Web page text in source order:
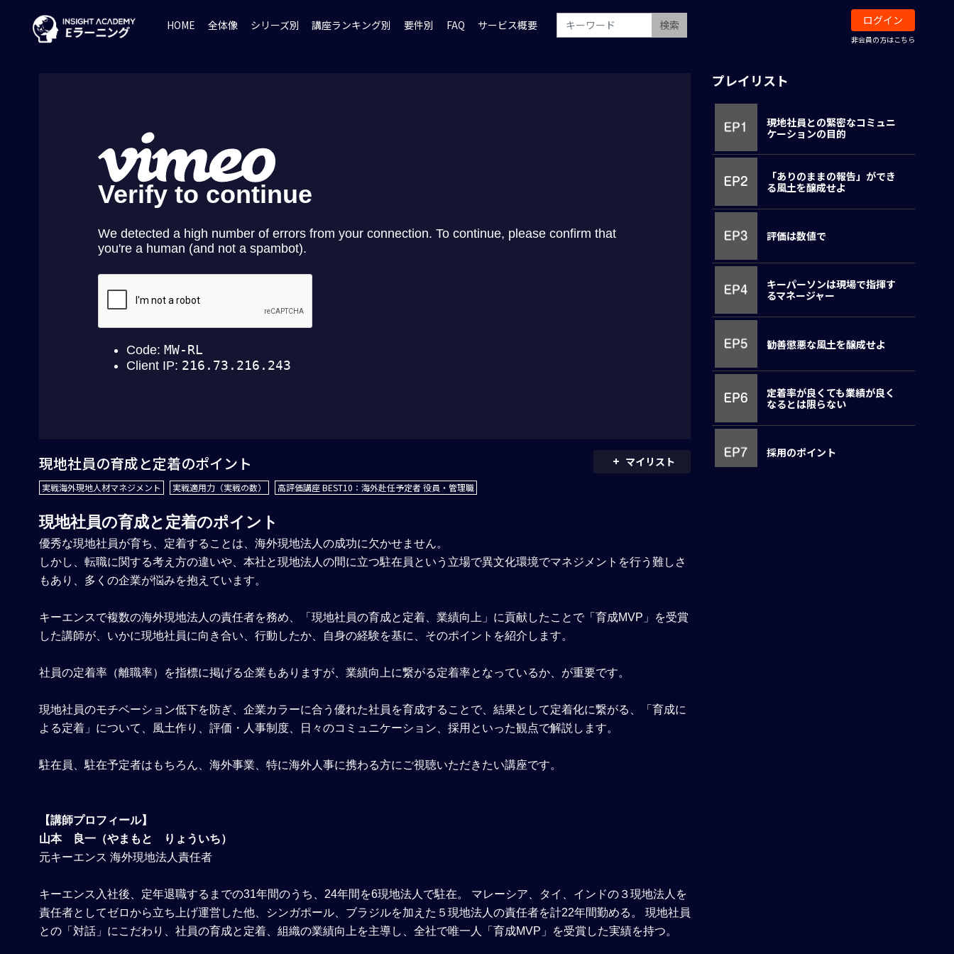
HOME 全体像 シリーズ別 講座ランキング別 要件別 FAQ サービス概要 検索 ログイン
非会員の方はこちら
+ マイリスト
現地社員の育成と定着のポイント
実戦海外現地人材マネジメント 実戦適用力（実戦の数） 高評価講座 BEST10：海外赴任予定者 役員・管理職
現地社員の育成と定着のポイント
優秀な現地社員が育ち、定着することは、海外現地法人の成功に欠かせません。
しかし、転職に関する考え方の違いや、本社と現地法人の間に立つ駐在員という立場で異文化環境でマネジメントを行う難しさ
もあり、多くの企業が悩みを抱えています。
キーエンスで複数の海外現地法人の責任者を務め、「現地社員の育成と定着、業績向上」に貢献したことで「育成MVP」を受賞
した講師が、いかに現地社員に向き合い、行動したか、自身の経験を基に、そのポイントを紹介します。
社員の定着率（離職率）を指標に掲げる企業もありますが、業績向上に繋がる定着率となっているか、が重要です。
現地社員のモチベーション低下を防ぎ、企業カラーに合う優れた社員を育成することで、結果として定着化に繋がる、「育成に
よる定着」について、風土作り、評価・人事制度、日々のコミュニケーション、採用といった観点で解説します。
駐在員、駐在予定者はもちろん、海外事業、特に海外人事に携わる方にご視聴いただきたい講座です。
【講師プロフィール】
山本 良一（やまもと りょういち）
元キーエンス 海外現地法人責任者
キーエンス入社後、定年退職するまでの31年間のうち、24年間を6現地法人で駐在。 マレーシア、タイ、インドの３現地法人を
責任者としてゼロから立ち上げ運営した他、シンガポール、ブラジルを加えた５現地法人の責任者を計22年間勤める。 現地社員
との「対話」にこだわり、社員の育成と定着、組織の業績向上を主導し、全社で唯一人「育成MVP」を受賞した実績を持つ。
プレイリスト
現地社員との緊密なコミュニ
ケーションの目的
「ありのままの報告」ができ
る風土を醸成せよ
評価は数値で
キーパーソンは現場で指揮す
るマネージャー
勧善懲悪な風土を醸成せよ
定着率が良くても業績が良く
なるとは限らない
採用のポイント